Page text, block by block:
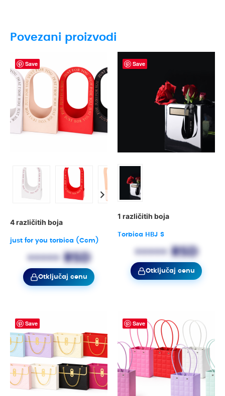
Povezani proizvodi
Save
4 različitih boja
just for you torbica (Ccm)
••••• RSD
Otključaj cenu
Save
1 različitih boja
Torbica HBJ S
••••• RSD
Otključaj cenu
Save Save